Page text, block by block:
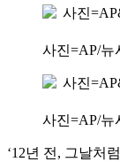
사진=AP/뉴
사진=AP/뉴
‘12년 전, 그날처